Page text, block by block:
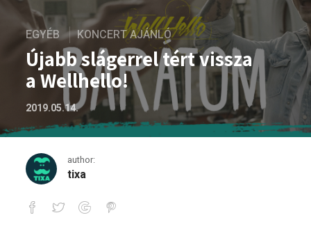
EGYÉB KONCERT AJÁNLÓ
Újabb slágerrel tért vissza
a Wellhello!
2019.05.14.
author:
tixa